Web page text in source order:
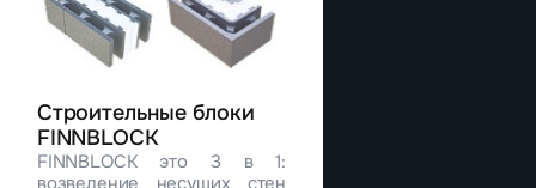
Строительные блоки
FINNBLOCK
FINNBLOCK это 3 в 1:
возведение несущих стен